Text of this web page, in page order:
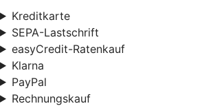
Kreditkarte
SEPA-Lastschrift
easyCredit-Ratenkauf
Klarna
PayPal
Rechnungskauf